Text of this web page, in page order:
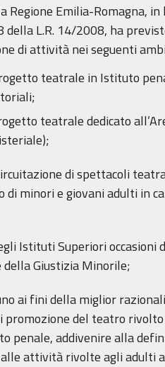
Regione Emilia-Romagna,
della L.R. 14/2008, ha
di attività nei seguenti
teatrale in Istituto
teatrale dedicato
di spettacoli
di minori e giovani adulti in
Istituti Superiori
Giustizia Minorile;
ai fini della miglior
del teatro
penale, addivenire alla
attività rivolte agli adulti